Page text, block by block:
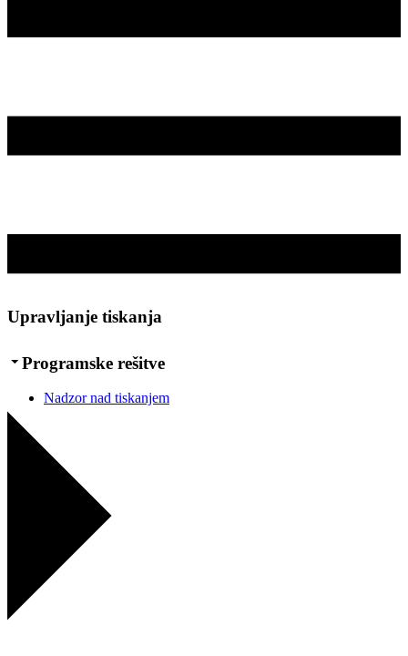
Upravljanje tiskanja
Programske rešitve
Nadzor nad tiskanjem